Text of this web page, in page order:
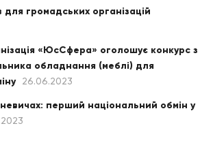
для громадських організацій
«ЮсСфера» оголошує конкурс з
обладнання (меблі) для
26.06.2023
перший національний обмін у